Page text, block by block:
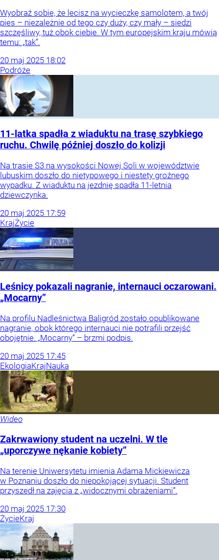
Wyobraź sobie, że lecisz na wycieczkę samolotem, a twój
pies – niezależnie od tego czy duży, czy mały – siedzi
szczęśliwy, tuż obok ciebie. W tym europejskim kraju mówią
temu: „tak”.
20 maj 2025 18:02
Podróże
11-latka spadła z wiaduktu na trasę szybkiego
ruchu. Chwilę później doszło do kolizji
Na trasie S3 na wysokości Nowej Soli w województwie
lubuskim doszło do nietypowego i niestety groźnego
wypadku. Z wiaduktu na jezdnię spadła 11-letnia
dziewczynka.
20 maj 2025 17:59
KrajŻycie
Leśnicy pokazali nagranie, internauci oczarowani.
„Mocarny”
Na profilu Nadleśnictwa Baligród zostało opublikowane
nagranie, obok którego internauci nie potrafili przejść
obojętnie. „Mocarny” – brzmi podpis.
20 maj 2025 17:45
EkologiaKrajNauka
Wideo
Zakrwawiony student na uczelni. W tle
„uporczywe nękanie kobiety”
Na terenie Uniwersytetu imienia Adama Mickiewicza
w Poznaniu doszło do niepokojącej sytuacji. Student
przyszedł na zajęcia z „widocznymi obrażeniami”.
20 maj 2025 17:30
ŻycieKraj